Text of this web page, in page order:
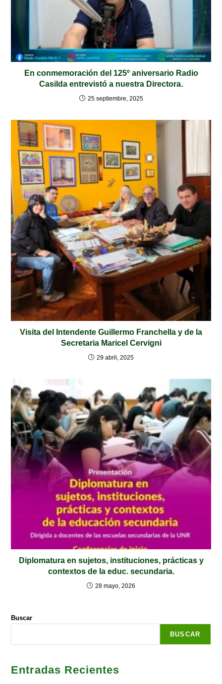
En conmemoración del 125º aniversario Radio
Casilda entrevistó a nuestra Directora.
25 septiembre, 2025
Visita del Intendente Guillermo Franchella y de la
Secretaria Maricel Cervigni
29 abril, 2025
Diplomatura en sujetos, instituciones, prácticas y
contextos de la educ. secundaria.
28 mayo, 2026
Buscar
BUSCAR
Entradas Recientes